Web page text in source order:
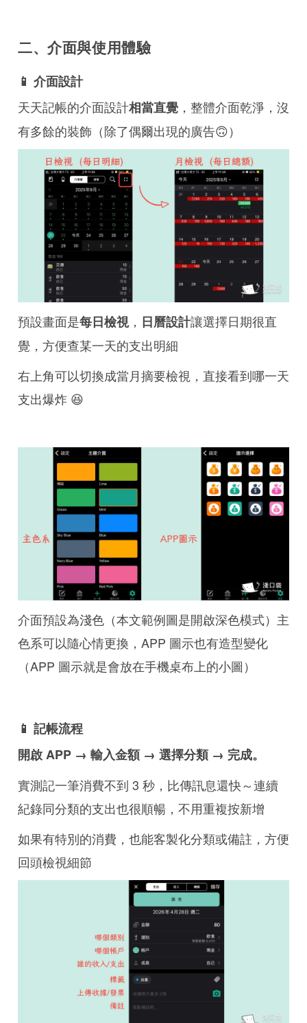
二、介面與使用體驗
📱 介面設計
天天記帳的介面設計相當直覺 ，整體介面乾淨，沒
有多餘的裝飾（除了偶爾出現的廣告🙃）
預設畫面是每日檢視， 日曆設計讓選擇日期很直
覺，方便查某一天的支出明細
右上角可以切換成當月摘要檢視，直接看到哪一天
支出爆炸 😆
介面預設為淺色（本文範例圖是開啟深色模式）主
色系可以隨心情更換，APP 圖示也有造型變化
（APP 圖示就是會放在手機桌布上的小圖）
📱 記帳流程
開啟 APP → 輸入金額 → 選擇分類 → 完成。
實測記一筆消費不到 3 秒，比傳訊息還快～連續
紀錄同分類的支出也很順暢，不用重複按新增
如果有特別的消費，也能客製化分類或備註，方便
回頭檢視細節